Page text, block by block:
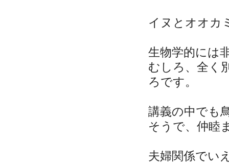
イヌとオオカ
生物学的には
むしろ、全く
ろです。
講義の中でも
そうで、仲睦
夫婦関係でい